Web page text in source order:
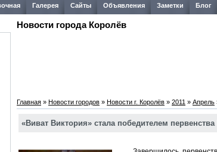
Галерея Сайты Объявления Заметки Блог
Новости города Королёв
Главная » Новости городов » Новости г. Королёв » 2011 » Апрель
«Виват Виктория» стала победителем